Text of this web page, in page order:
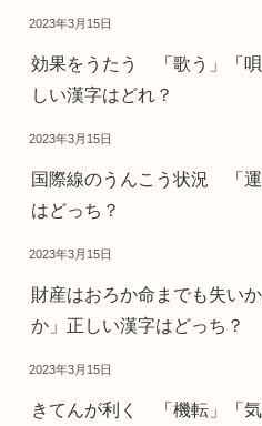
2023年3月15日
効果をうたう 「歌う」「
しい漢字はどれ？
2023年3月15日
国際線のうんこう状況 「
はどっち？
2023年3月15日
財産はおろか命までも失い
か」正しい漢字はどっち？
2023年3月15日
きてんが利く 「機転」「